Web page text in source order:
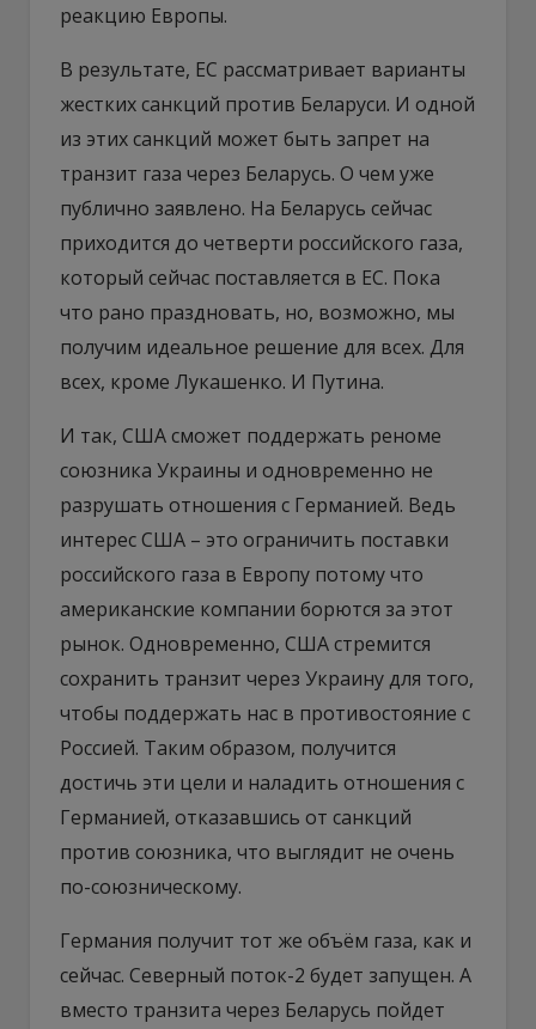
реакцию Европы.
В результате, ЕС рассматривает варианты
жестких санкций против Беларуси. И одной
из этих санкций может быть запрет на
транзит газа через Беларусь. О чем уже
публично заявлено. На Беларусь сейчас
приходится до четверти российского газа,
который сейчас поставляется в ЕС. Пока
что рано праздновать, но, возможно, мы
получим идеальное решение для всех. Для
всех, кроме Лукашенко. И Путина.
И так, США сможет поддержать реноме
союзника Украины и одновременно не
разрушать отношения с Германией. Ведь
интерес США – это ограничить поставки
российского газа в Европу потому что
американские компании борются за этот
рынок. Одновременно, США стремится
сохранить транзит через Украину для того,
чтобы поддержать нас в противостояние с
Россией. Таким образом, получится
достичь эти цели и наладить отношения с
Германией, отказавшись от санкций
против союзника, что выглядит не очень
по-союзническому.
Германия получит тот же объём газа, как и
сейчас. Северный поток-2 будет запущен. А
вместо транзита через Беларусь пойдет